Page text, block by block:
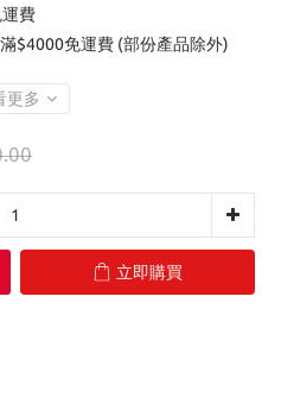
費
$4000免運費 (部份產品除外)
更多
立即購買